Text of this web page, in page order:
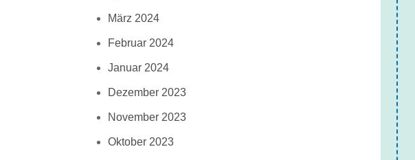
März 2024
Februar 2024
Januar 2024
Dezember 2023
November 2023
Oktober 2023